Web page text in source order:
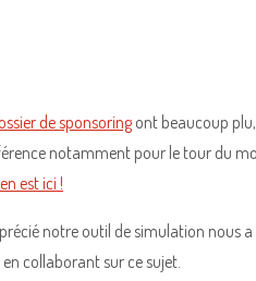
de sponsoring ont beaucoup
notamment pour le tour du
est ici !
notre outil de simulation nous
collaborant sur ce sujet.